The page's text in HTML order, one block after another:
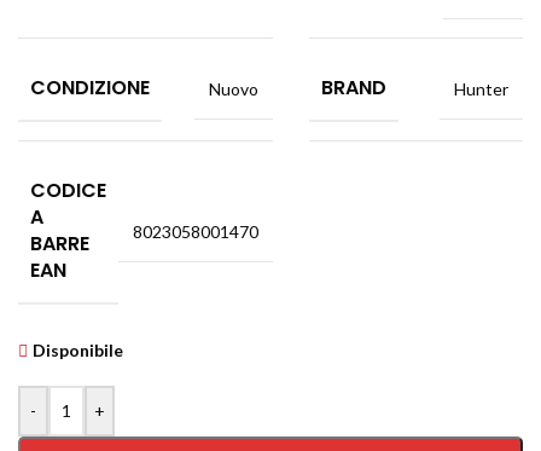
CONDIZIONE Nuovo BRAND Hunter
CODICE
A
BARRE
EAN
8023058001470
Disponibile
- +